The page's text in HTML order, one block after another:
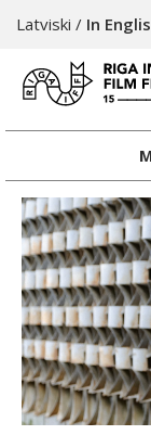
Latviski / In